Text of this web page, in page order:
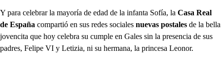
Y para celebrar la mayoría de edad de la infanta Sofía, la Casa Real
de España compartió en sus redes sociales nuevas postales de la bella
jovencita que hoy celebra su cumple en Gales sin la presencia de sus
padres, Felipe VI y Letizia, ni su hermana, la princesa Leonor.